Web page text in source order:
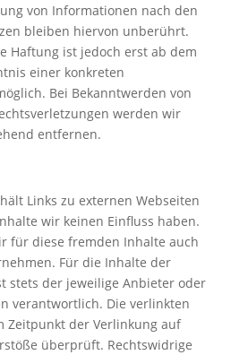
von Informationen nach den
bleiben hiervon unberührt.
Haftung ist jedoch erst ab dem
einer konkreten
Bei Bekanntwerden von
werden wir
entfernen.
Links zu externen Webseiten
wir keinen Einfluss haben.
für diese fremden Inhalte auch
Für die Inhalte der
stets der jeweilige Anbieter oder
verantwortlich. Die verlinkten
Zeitpunkt der Verlinkung auf
überprüft. Rechtswidrige